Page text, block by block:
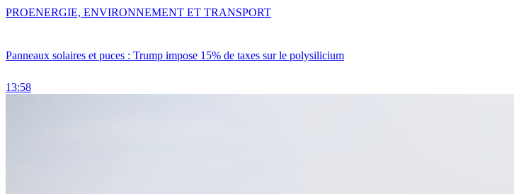
Panneaux solaires et puces : Trump impose 15% de taxes sur le polysilicium
13:58
PROENERGIE, ENVIRONNEMENT ET TRANSPORT